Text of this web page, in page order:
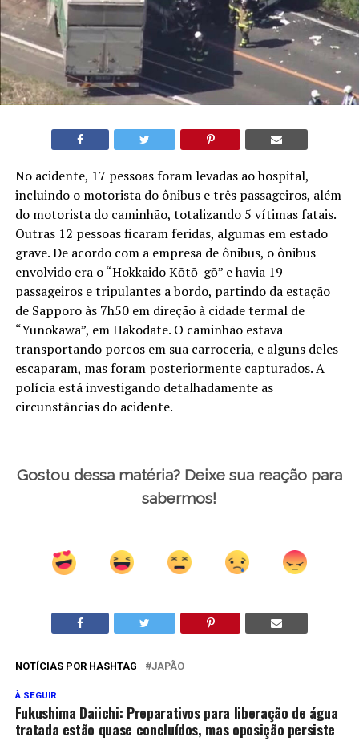
No acidente, 17 pessoas foram levadas ao hospital,
incluindo o motorista do ônibus e três passageiros, além
do motorista do caminhão, totalizando 5 vítimas fatais.
Outras 12 pessoas ficaram feridas, algumas em estado
grave. De acordo com a empresa de ônibus, o ônibus
envolvido era o “Hokkaido Kōtō-gō” e havia 19
passageiros e tripulantes a bordo, partindo da estação
de Sapporo às 7h50 em direção à cidade termal de
“Yunokawa”, em Hakodate. O caminhão estava
transportando porcos em sua carroceria, e alguns deles
escaparam, mas foram posteriormente capturados. A
polícia está investigando detalhadamente as
circunstâncias do acidente.
Gostou dessa matéria? Deixe sua reação para
sabermos!
NOTÍCIAS POR HASHTAG JAPÃO
À SEGUIR
Fukushima Daiichi: Preparativos para liberação de água
tratada estão quase concluídos, mas oposição persiste